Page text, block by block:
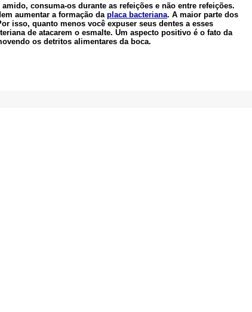
consuma-os durante as refeições e não entre refeições.
aumentar a formação da placa bacteriana. A maior parte dos
isso, quanto menos você expuser seus dentes a esses
de atacarem o esmalte. Um aspecto positivo é o fato da
os detritos alimentares da boca.